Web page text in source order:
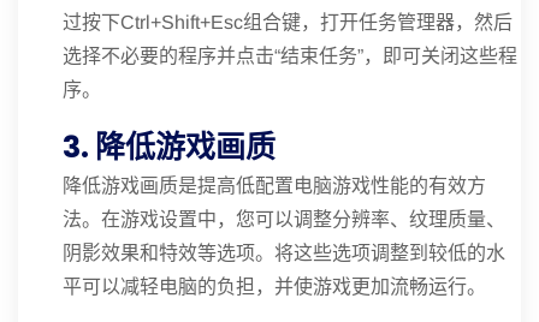
过按下Ctrl+Shift+Esc组合键，打开任务管理器，然后
选择不必要的程序并点击“结束任务”，即可关闭这些程
序。
3. 降低游戏画质
降低游戏画质是提高低配置电脑游戏性能的有效方
法。在游戏设置中，您可以调整分辨率、纹理质量、
阴影效果和特效等选项。将这些选项调整到较低的水
平可以减轻电脑的负担，并使游戏更加流畅运行。